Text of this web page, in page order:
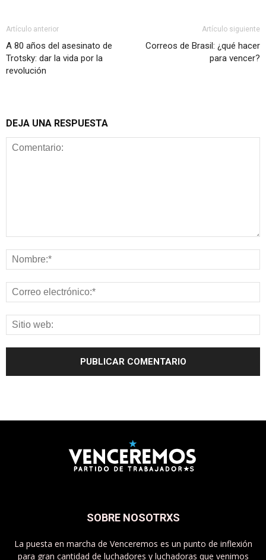
Artículo anterior
A 80 años del asesinato de
Trotsky: dar la vida por la
revolución
Artículo siguiente
Correos de Brasil: ¿qué hacer
para vencer?
DEJA UNA RESPUESTA
SOBRE NOSOTRXS
La puesta en marcha de Venceremos es un punto de inflexión
para gran cantidad de luchadores y luchadoras que venimos